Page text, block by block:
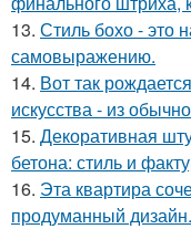
13. Стиль бохо - это
самовыражению.
14. Вот так
искусства - из
15. Декоративная
бетона: стиль и
16. Эта квартира
продуманный дизайн.